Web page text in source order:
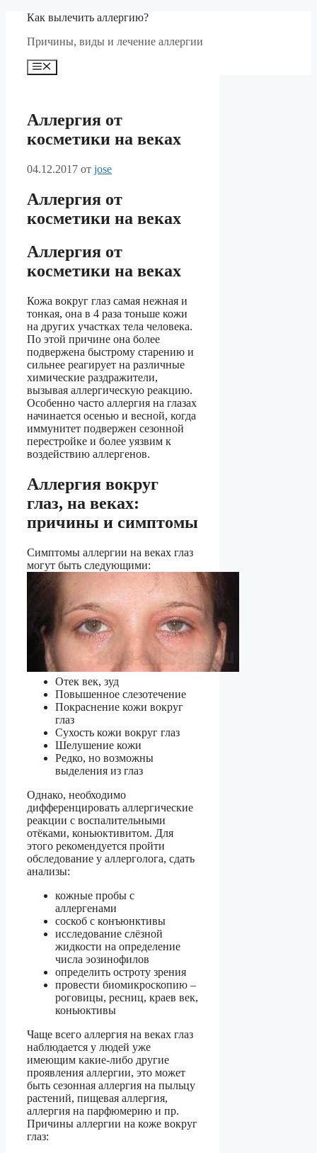
Перейти
содержимому
Как вылечить аллергию?
Причины, виды и лечение аллергии
Меню
Аллергия от
косметики на веках
04.12.2017 от jose
Аллергия от
косметики на веках
Аллергия от
косметики на веках
Кожа вокруг глаз самая нежная и
тонкая, она в 4 раза тоньше кожи
на других участках тела человека.
По этой причине она более
подвержена быстрому старению и
сильнее реагирует на различные
химические раздражители,
вызывая аллергическую реакцию.
Особенно часто аллергия на глазах
начинается осенью и весной, когда
иммунитет подвержен сезонной
перестройке и более уязвим к
воздействию аллергенов.
Аллергия вокруг
глаз, на веках:
причины и симптомы
Симптомы аллергии на веках глаз
могут быть следующими:
Отек век, зуд
Повышенное слезотечение
Покраснение кожи вокруг
глаз
Сухость кожи вокруг глаз
Шелушение кожи
Редко, но возможны
выделения из глаз
Однако, необходимо
дифференцировать аллергические
реакции с воспалительными
отёками, коньюктивитом. Для
этого рекомендуется пройти
обследование у аллерголога, сдать
анализы:
кожные пробы с
аллергенами
соскоб с конъюнктивы
исследование слёзной
жидкости на определение
числа эозинофилов
определить остроту зрения
провести биомикроскопию –
роговицы, ресниц, краев век,
коньюктивы
Чаще всего аллергия на веках глаз
наблюдается у людей уже
имеющим какие-либо другие
проявления аллергии, это может
быть сезонная аллергия на пыльцу
растений, пищевая аллергия,
аллергия на парфюмерию и пр.
Причины аллергии на коже вокруг
глаз: